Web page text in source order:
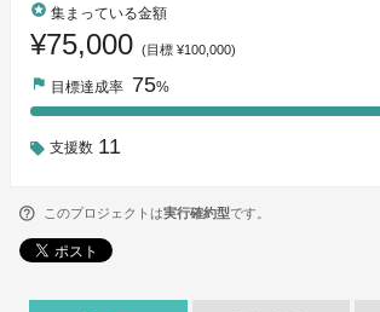
stars 集まっている金額
¥75,000 (目標 ¥100,000)
flag 目標達成率 75%
支援数 11
このプロジェクトは実行確約型です。